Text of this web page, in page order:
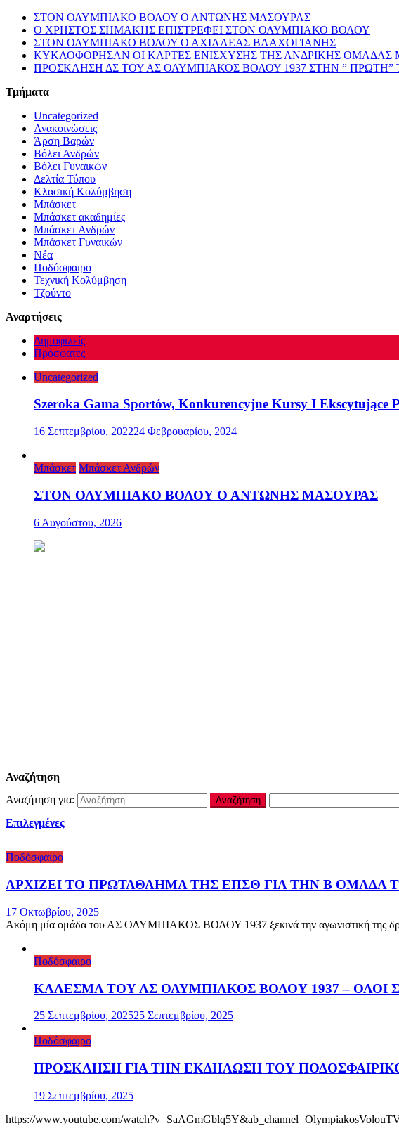
ΣΤΟΝ ΟΛΥΜΠΙΑΚΟ ΒΟΛΟΥ Ο ΑΝΤΩΝΗΣ ΜΑΣΟΥΡΑΣ
Ο ΧΡΗΣΤΟΣ ΣΗΜΑΚΗΣ ΕΠΙΣΤΡΕΦΕΙ ΣΤΟΝ ΟΛΥΜΠΙΑΚΟ ΒΟΛΟΥ
ΣΤΟΝ ΟΛΥΜΠΙΑΚΟ ΒΟΛΟΥ Ο ΑΧΙΛΛΕΑΣ ΒΛΑΧΟΓΙΑΝΗΣ
ΚΥΚΛΟΦΟΡΗΣΑΝ ΟΙ ΚΑΡΤΕΣ ΕΝΙΣΧΥΣΗΣ ΤΗΣ ΑΝΔΡΙΚΗΣ ΟΜΑΔΑΣ
ΠΡΟΣΚΛΗΣΗ ΔΣ ΤΟΥ ΑΣ ΟΛΥΜΠΙΑΚΟΣ ΒΟΛΟΥ 1937 ΣΤΗΝ ”
Τμήματα
Uncategorized
Ανακοινώσεις
Άρση Βαρών
Βόλει Ανδρών
Βόλει Γυναικών
Δελτία Τύπου
Κλασική Κολύμβηση
Μπάσκετ
Μπάσκετ ακαδημίες
Μπάσκετ Ανδρών
Μπάσκετ Γυναικών
Νέα
Ποδόσφαιρο
Τεχνική Κολύμβηση
Τζούντο
Αναρτήσεις
Δημοφιλείς
Πρόσφατες
Uncategorized
Szeroka Gama Sportów, Konkurencyjne Kursy I Ekscytujące
16 Σεπτεμβρίου, 202224 Φεβρουαρίου, 2024
Μπάσκετ Μπάσκετ Ανδρών
ΣΤΟΝ ΟΛΥΜΠΙΑΚΟ ΒΟΛΟΥ Ο ΑΝΤΩΝΗΣ ΜΑΣΟΥΡΑΣ
6 Αυγούστου, 2026
Αναζήτηση
Αναζήτηση για:
Επιλεγμένες
Ποδόσφαιρο
ΑΡΧΙΖΕΙ ΤΟ ΠΡΩΤΑΘΛΗΜΑ ΤΗΣ ΕΠΣΘ ΓΙΑ ΤΗΝ Β ΟΜΑΔΑ
17 Οκτωβρίου, 2025
Ακόμη μία ομάδα του ΑΣ ΟΛΥΜΠΙΑΚΟΣ ΒΟΛΟΥ 1937 ξεκινά την αγωνιστική της
Ποδόσφαιρο
ΚΑΛΕΣΜΑ ΤΟΥ ΑΣ ΟΛΥΜΠΙΑΚΟΣ ΒΟΛΟΥ 1937 –
25 Σεπτεμβρίου, 202525 Σεπτεμβρίου, 2025
Ποδόσφαιρο
ΠΡΟΣΚΛΗΣΗ ΓΙΑ ΤΗΝ ΕΚΔΗΛΩΣΗ ΤΟΥ
19 Σεπτεμβρίου, 2025
https://www.youtube.com/